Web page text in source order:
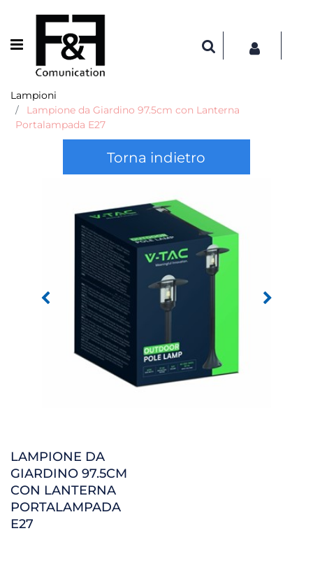
Open menu
Lampioni
Lampione da Giardino 97.5cm con Lanterna
Portalampada E27
Torna indietro
LAMPIONE DA
GIARDINO 97.5CM
CON LANTERNA
PORTALAMPADA
E27